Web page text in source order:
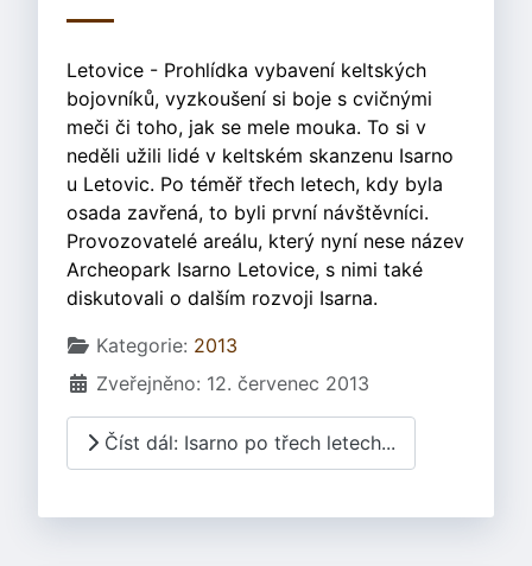
Letovice - Prohlídka vybavení keltských
bojovníků, vyzkoušení si boje s cvičnými
meči či toho, jak se mele mouka. To si v
neděli užili lidé v keltském skanzenu Isarno
u Letovic. Po téměř třech letech, kdy byla
osada zavřená, to byli první návštěvníci.
Provozovatelé areálu, který nyní nese název
Archeopark Isarno Letovice, s nimi také
diskutovali o dalším rozvoji Isarna.
Základní údaje
Kategorie: 2013
Zveřejněno: 12. červenec 2013
Číst dál: Isarno po třech letech...